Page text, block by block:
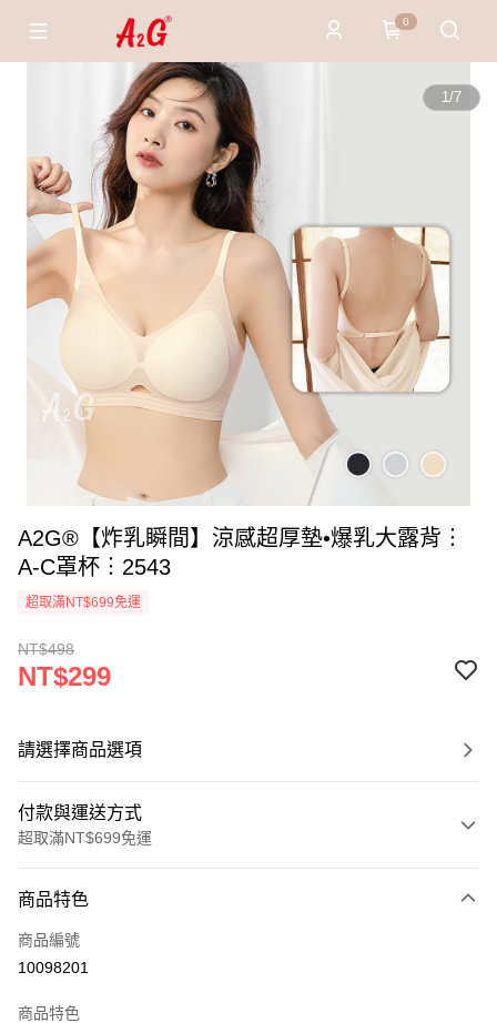
0
1/7
A2G®【炸乳瞬間】涼感超厚墊•爆乳大露背︙
A-C罩杯︙2543
超取滿NT$699免運
NT$498
NT$299
請選擇商品選項
付款與運送方式
超取滿NT$699免運
信用卡一次付款
超商取貨付款
商品特色
商品編號
10098201
商品特色